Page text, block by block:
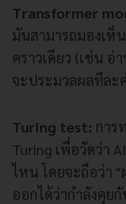
Transformer
มันสามารถมองเห็
คราวเดียว (เช่น
จะประมวลผลทีละ
Turing test: การ
Turing เพื่อวัดว่า
ไหน โดยจะถือว่า
ออกได้ว่ากำลังคุย